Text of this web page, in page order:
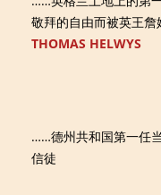
敬拜的自由而被英王詹
THOMAS HELWYS
……德州共和国第一任
信徒